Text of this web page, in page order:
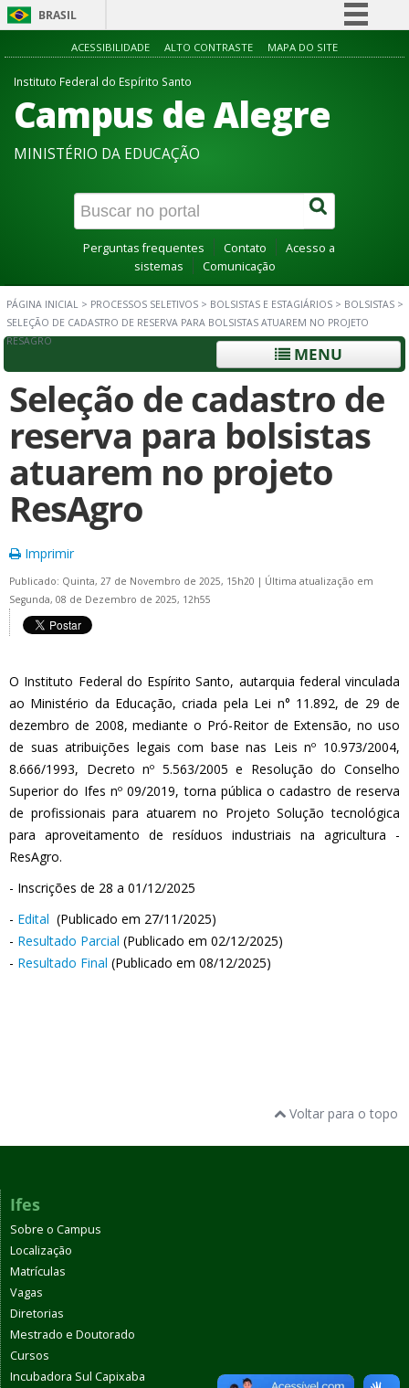
BRASIL
Simplifique!
Acesso à informação
Canais
ACESSIBILIDADE ALTO CONTRASTE MAPA DO SITE
Instituto Federal do Espírito Santo
Campus de Alegre
MINISTÉRIO DA EDUCAÇÃO
Perguntas frequentes Contato
Acesso a
sistemas
Comunicação
PÁGINA INICIAL > PROCESSOS SELETIVOS > BOLSISTAS E ESTAGIÁRIOS > BOLSISTAS >
SELEÇÃO DE CADASTRO DE RESERVA PARA BOLSISTAS ATUAREM NO PROJETO
RESAGRO
MENU
Seleção de cadastro de
reserva para bolsistas
atuarem no projeto
ResAgro
Imprimir
Publicado: Quinta, 27 de Novembro de 2025, 15h20 | Última atualização em
Segunda, 08 de Dezembro de 2025, 12h55
O Instituto Federal do Espírito Santo, autarquia federal vinculada
ao Ministério da Educação, criada pela Lei n° 11.892, de 29 de
dezembro de 2008, mediante o Pró-Reitor de Extensão, no uso
de suas atribuições legais com base nas Leis nº 10.973/2004,
8.666/1993, Decreto nº 5.563/2005 e Resolução do Conselho
Superior do Ifes nº 09/2019, torna pública o cadastro de reserva
de profissionais para atuarem no Projeto Solução tecnológica
para aproveitamento de resíduos industriais na agricultura -
ResAgro.
- Inscrições de 28 a 01/12/2025
- Edital (Publicado em 27/11/2025)
- Resultado Parcial (Publicado em 02/12/2025)
- Resultado Final (Publicado em 08/12/2025)
Voltar para o topo
Ifes
Sobre o Campus
Localização
Matrículas
Vagas
Diretorias
Mestrado e Doutorado
Cursos
Incubadora Sul Capixaba